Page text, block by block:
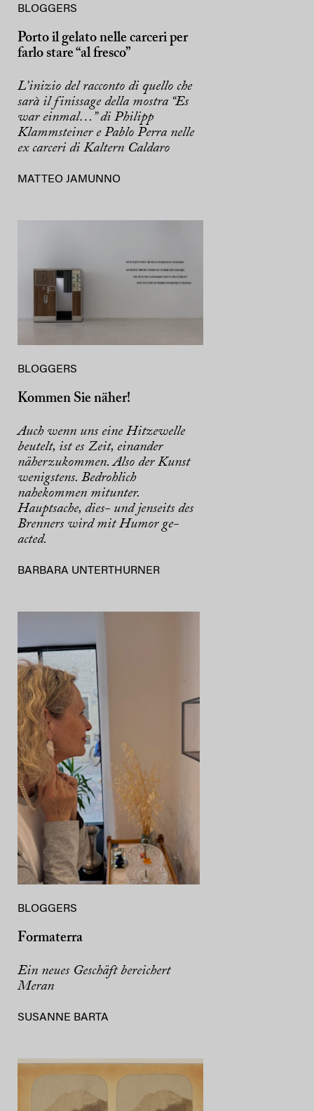
BLOGGERS
Porto il gelato nelle carceri per
farlo stare “al fresco”
L’inizio del racconto di quello che
sarà il finissage della mostra “Es
war einmal…” di Philipp
Klammsteiner e Pablo Perra nelle
ex carceri di Kaltern Caldaro
MATTEO JAMUNNO
BLOGGERS
Kommen Sie näher!
Auch wenn uns eine Hitzewelle
beutelt, ist es Zeit, einander
näherzukommen. Also der Kunst
wenigstens. Bedrohlich
nahekommen mitunter.
Hauptsache, dies- und jenseits des
Brenners wird mit Humor ge-
acted.
BARBARA UNTERTHURNER
BLOGGERS
Formaterra
Ein neues Geschäft bereichert
Meran
SUSANNE BARTA